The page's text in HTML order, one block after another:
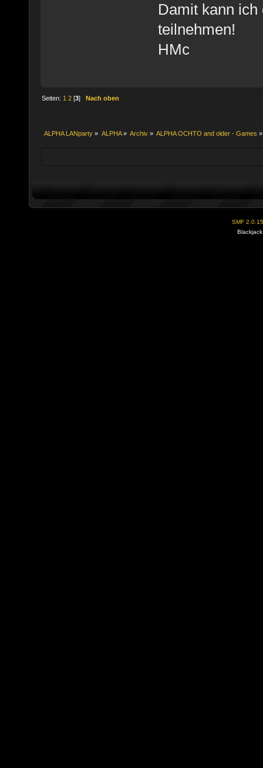
Damit kann
teilnehmen!
HMc
Seiten: 1 2 [3]Nach oben
ALPHA LANparty » ALPHA» Archiv» ALPHA OCHTO and older - Games »
SMF 2.0.15